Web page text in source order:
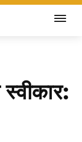
स्वीकार: